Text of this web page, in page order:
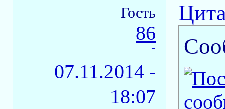
Гость
86
-
07.11.2014 -
18:07